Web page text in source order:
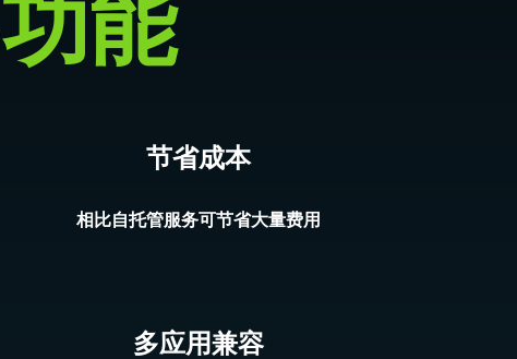
功能
节省成本
相比自托管服务可节省大量费用
多应用兼容